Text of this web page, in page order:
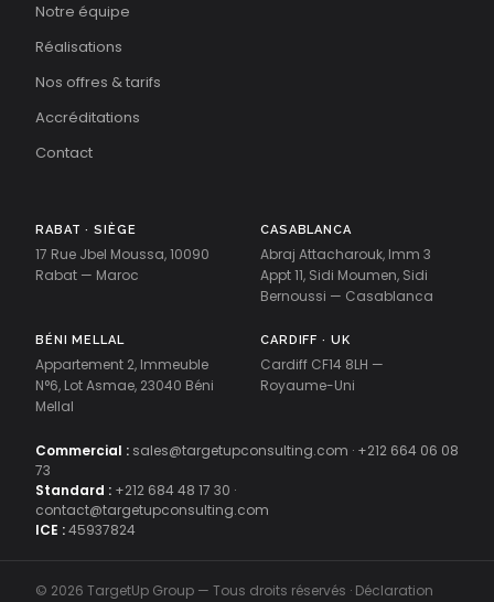
Notre équipe
Réalisations
Nos offres & tarifs
Accréditations
Contact
RABAT · SIÈGE
17 Rue Jbel Moussa, 10090
Rabat — Maroc
CASABLANCA
Abraj Attacharouk, Imm 3
Appt 11, Sidi Moumen, Sidi
Bernoussi — Casablanca
BÉNI MELLAL
Appartement 2, Immeuble
N°6, Lot Asmae, 23040 Béni
Mellal
CARDIFF · UK
Cardiff CF14 8LH —
Royaume-Uni
Commercial : sales@targetupconsulting.com · +212 664 06 08
73
Standard : +212 684 48 17 30 ·
contact@targetupconsulting.com
ICE :45937824
© 2026 TargetUp Group — Tous droits réservés · Déclaration